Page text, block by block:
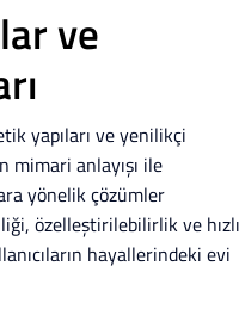
ve
yapıları ve yenilikçi
mimari anlayışı ile
yönelik çözümler
özelleştirilebilirlik ve hızlı
hayallerindeki evi